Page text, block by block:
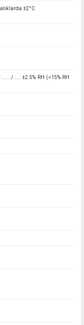
±2°C
....../..... ±2.5% RH (<15% RH